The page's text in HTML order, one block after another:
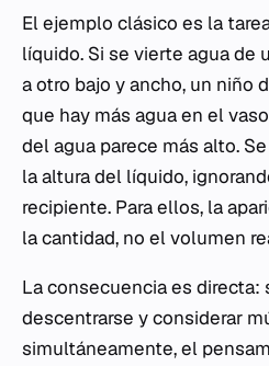
El ejemplo clásico es la
líquido. Si se vierte agua de
a otro bajo y ancho, un niño
que hay más agua en el
del agua parece más alto.
la altura del líquido,
recipiente. Para ellos, la
la cantidad, no el volumen
La consecuencia es directa:
descentrarse y considerar
simultáneamente, el